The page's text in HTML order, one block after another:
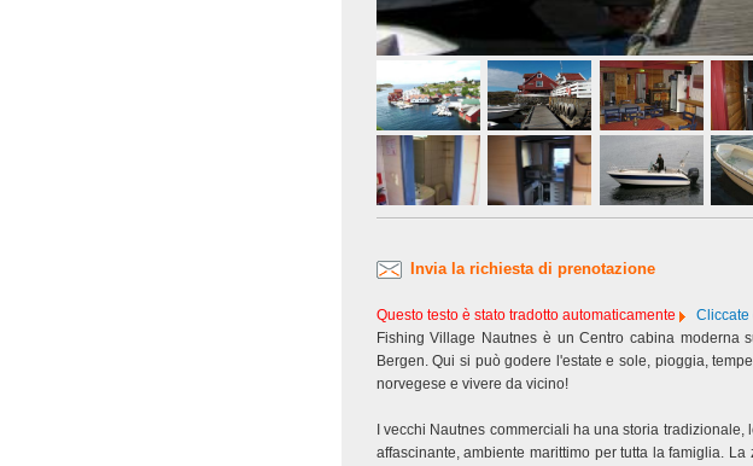
Invia la richiesta di prenotazione
Questo testo è stato tradotto automaticamente
Cliccate
Fishing Village Nautnes è un Centro cabina
Bergen. Qui si può godere l'estate e sole, pioggia,
norvegese e vivere da vicino!
I vecchi Nautnes commerciali ha una storia
affascinante, ambiente marittimo per tutta la famiglia.